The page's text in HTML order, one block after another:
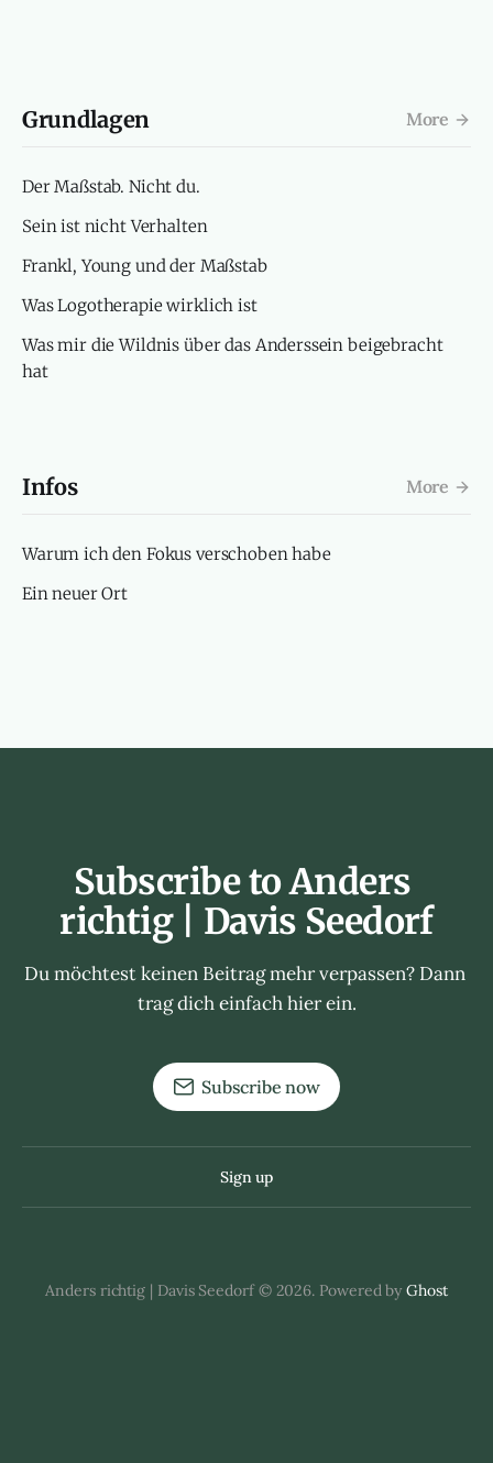
Grundlagen More
Der Maßstab. Nicht du.
Sein ist nicht Verhalten
Frankl, Young und der Maßstab
Was Logotherapie wirklich ist
Was mir die Wildnis über das Anderssein beigebracht
hat
Infos More
Warum ich den Fokus verschoben habe
Ein neuer Ort
Subscribe to Anders
richtig | Davis Seedorf
Du möchtest keinen Beitrag mehr verpassen? Dann
trag dich einfach hier ein.
Subscribe now
Sign up
Anders richtig | Davis Seedorf © 2026. Powered byGhost